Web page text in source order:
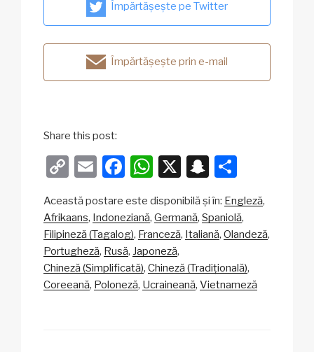
Împărtășește pe Twitter
Împărtășește prin e-mail
Share this post:
C
p
y
Li
n
E
ail
F
c
e
b
o
W
at
s
A
p
X
S
a
p
h
ta
je
ă
Această postare este disponibilă și în: Engleză
Afrikaans Indoneziană Germană Spaniolă
Filipineză (Tagalog) Franceză Italiană Olandeză
Portugheză Rusă Japoneză
Chineză (Simplificată) Chineză (Tradițională)
Coreeană Poloneză Ucraineană Vietnameză